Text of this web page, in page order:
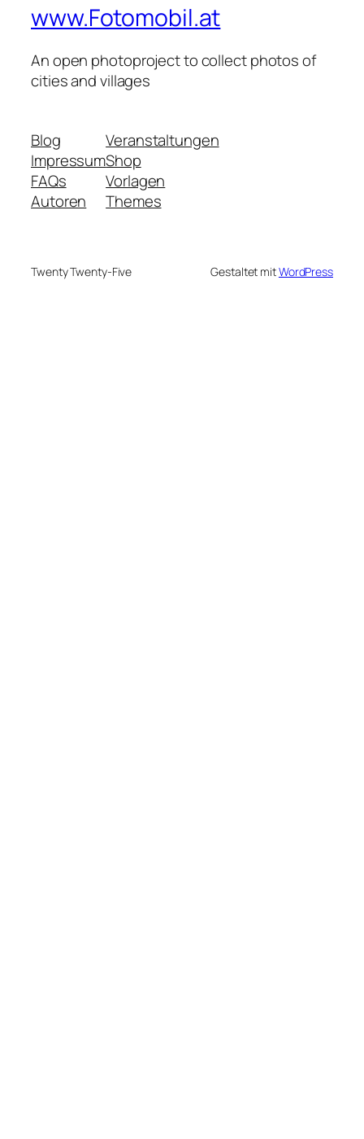
www.Fotomobil.at
An open photoproject to collect photos of
cities and villages
Blog
Impressum
FAQs
Autoren
Veranstaltungen
Shop
Vorlagen
Themes
Twenty Twenty-Five Gestaltet mitWordPress